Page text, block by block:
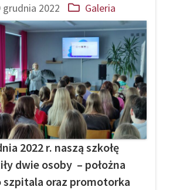
grudnia 2022 Galeria
2022 r. naszą szkołę
dwie osoby – położna
szpitala oraz promotorka